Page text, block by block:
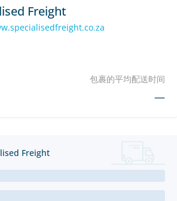
Freight
包裹的平均配送时间
—
Freight